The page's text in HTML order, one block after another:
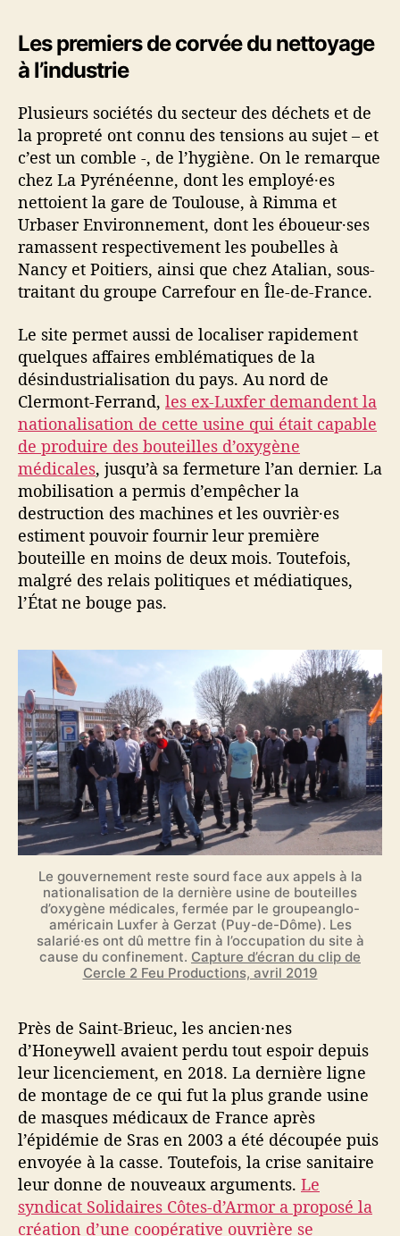
Les premiers de corvée du nettoyage
à l’industrie
Plusieurs sociétés du secteur des déchets et de
la propreté ont connu des tensions au sujet – et
c’est un comble -, de l’hygiène. On le remarque
chez La Pyrénéenne, dont les employé·es
nettoient la gare de Toulouse, à Rimma et
Urbaser Environnement, dont les éboueur·ses
ramassent respectivement les poubelles à
Nancy et Poitiers, ainsi que chez Atalian, sous-
traitant du groupe Carrefour en Île-de-France.
Le site permet aussi de localiser rapidement
quelques affaires emblématiques de la
désindustrialisation du pays. Au nord de
Clermont-Ferrand, les ex-Luxfer demandent la
nationalisation de cette usine qui était capable
de produire des bouteilles d’oxygène
médicales, jusqu’à sa fermeture l’an dernier. La
mobilisation a permis d’empêcher la
destruction des machines et les ouvrièr·es
estiment pouvoir fournir leur première
bouteille en moins de deux mois. Toutefois,
malgré des relais politiques et médiatiques,
l’État ne bouge pas.
Le gouvernement reste sourd face aux appels à la
nationalisation de la dernière usine de bouteilles
d’oxygène médicales, fermée par le groupeanglo-
américain Luxfer à Gerzat (Puy-de-Dôme). Les
salarié·es ont dû mettre fin à l’occupation du site à
cause du confinement. Capture d’écran du clip de
Cercle 2 Feu Productions, avril 2019
Près de Saint-Brieuc, les ancien·nes
d’Honeywell avaient perdu tout espoir depuis
leur licenciement, en 2018. La dernière ligne
de montage de ce qui fut la plus grande usine
de masques médicaux de France après
l’épidémie de Sras en 2003 a été découpée puis
envoyée à la casse. Toutefois, la crise sanitaire
leur donne de nouveaux arguments. Le
syndicat Solidaires Côtes-d’Armor a proposé la
création d’une coopérative ouvrière se